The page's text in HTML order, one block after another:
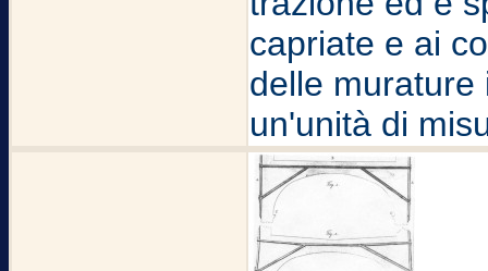
capriate e ai
delle murature
un'unità di